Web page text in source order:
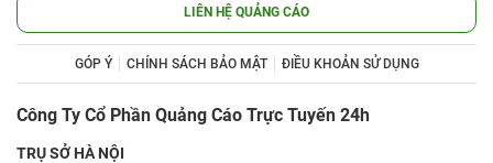
LIÊN HỆ QUẢNG CÁO
GÓP Ý CHÍNH SÁCH BẢO MẬT ĐIỀU KHOẢN SỬ DỤNG
Công Ty Cổ Phần Quảng Cáo Trực Tuyến 24h
TRỤ SỞ HÀ NỘI